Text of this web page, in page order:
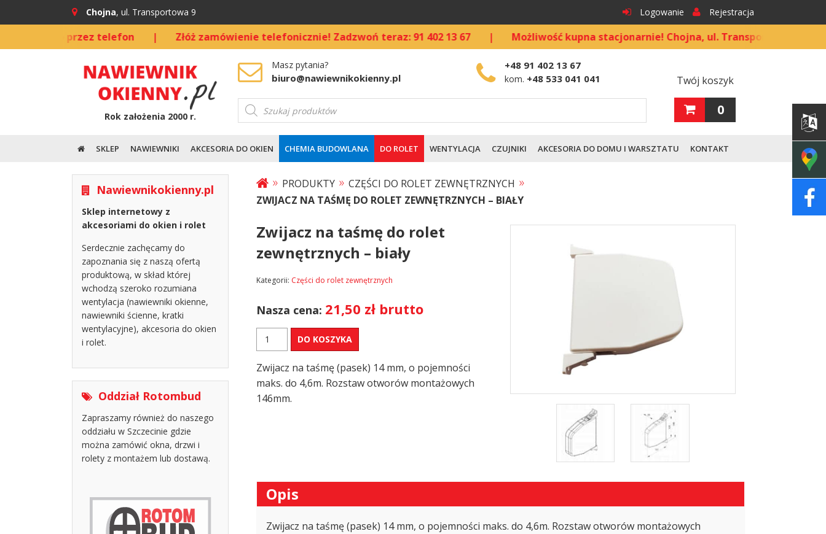
Chojna, ul. Transportowa 9 Logowanie Rejestracja
przez telefon | Złóż zamówienie telefonicznie! Zadzwoń teraz: 91 402 13 67 | Możliwość kupna stacjonarnie! Chojna, ul. Transportowa 9
Rok założenia 2000 r.
Masz pytania?
biuro@nawiewnikokienny.pl
+48 91 402 13 67
kom. +48 533 041 041
Wyszukiwarka
produktów
Twój koszyk
0
SKLEP NAWIEWNIKI AKCESORIA DO OKIEN CHEMIA BUDOWLANA DO ROLET WENTYLACJA CZUJNIKI AKCESORIA DO DOMU I WARSZTATU KONTAKT
» PRODUKTY » CZĘŚCI DO ROLET ZEWNĘTRZNYCH »
ZWIJACZ NA TAŚMĘ DO ROLET ZEWNĘTRZNYCH – BIAŁY
Zwijacz na taśmę do rolet
zewnętrznych – biały
Kategorii: Części do rolet zewnętrznych
Nasza cena: 21,50 zł brutto
Zwijacz
taśmę
do
rolet
DO KOSZYKA
Zwijacz na taśmę (pasek) 14 mm, o pojemności
maks. do 4,6m. Rozstaw otworów montażowych
146mm.
Opis
Zwijacz na taśmę (pasek) 14 mm, o pojemności maks. do 4,6m. Rozstaw otworów montażowych
Nawiewnikokienny.pl
Sklep internetowy z
akcesoriami do okien i rolet
Serdecznie zachęcamy do
zapoznania się z naszą ofertą
produktową, w skład której
wchodzą szeroko rozumiana
wentylacja (nawiewniki okienne,
nawiewniki ścienne, kratki
wentylacyjne), akcesoria do okien
i rolet.
Oddział Rotombud
Zapraszamy również do naszego
oddziału w Szczecinie gdzie
można zamówić okna, drzwi i
rolety z montażem lub dostawą.